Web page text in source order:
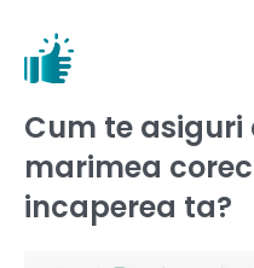
Cum te
marimea
incaperea ta?